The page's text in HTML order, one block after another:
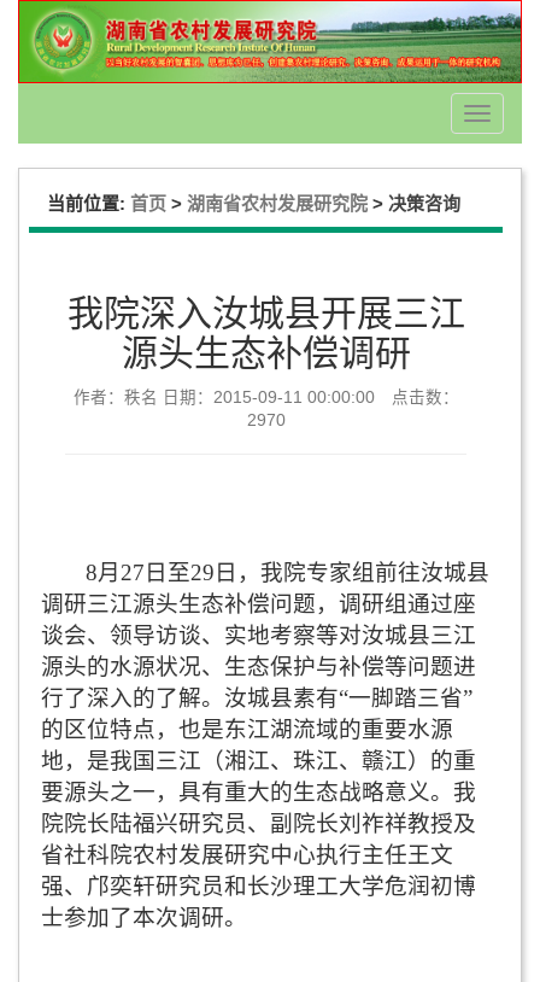
Toggle
当前位置: 首页 > 湖南省农村发展研究院 > 决策咨询
我院深入汝城县开展三江
源头生态补偿调研
作者：秩名 日期：2015-09-11 00:00:00 点击数：
2970
8月 27日至29日，我院专家组前往汝城县
调研三江源头生态补偿问题，调研组通过座
谈会、领导访谈、实地考察等对汝城县三江
源头的水源状况、生态保护与补偿等问题进
行了深入的了解。汝城县素有“一脚踏三省”
的区位特点，也是东江湖流域的重要水源
地，是我国三江（湘江、珠江、赣江）的重
要源头之一，具有重大的生态战略意义。我
院院长陆福兴研究员、副院长刘祚祥教授及
省社科院农村发展研究中心执行主任王文
强、邝奕轩研究员和长沙理工大学危润初博
士参加了本次调研。